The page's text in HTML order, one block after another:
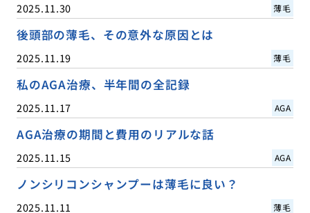
2025.11.30 薄毛
後頭部の薄毛、その意外な原因とは
2025.11.19 薄毛
私のAGA治療、半年間の全記録
2025.11.17 AGA
AGA治療の期間と費用のリアルな話
2025.11.15 AGA
ノンシリコンシャンプーは薄毛に良い？
2025.11.11 薄毛